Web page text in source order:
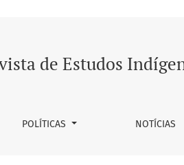
la primera década de la
de Estudos
POLÍTICAS NOTÍCIAS